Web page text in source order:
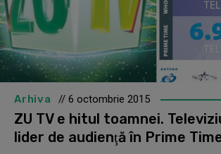
Arhiva // 6 octombrie 2015
ZU TV e hitul toamnei.
lider de audienţă în Prime